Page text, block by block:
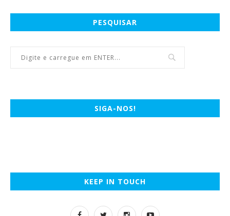
PESQUISAR
SIGA-NOS!
KEEP IN TOUCH